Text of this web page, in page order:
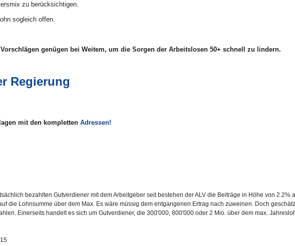
zu berücksichtigen.
sogleich offen.
genügen bei Weitem, um die Sorgen der Arbeitslosen 50+ schnell zu lindern.
Regierung
mit den komplettenAdressen!
bezahlten Gutverdiener mit dem Arbeitgeber seit bestehen der ALV die Beiträge in Höhe von
die Lohnsumme über dem Max. Es wäre müssig dem entgangenen Ertrag nach zuweinen. Doch
Einerseits handelt es sich um Gutverdiener, die 300'000, 800'000 oder 2 Mio. über dem max.